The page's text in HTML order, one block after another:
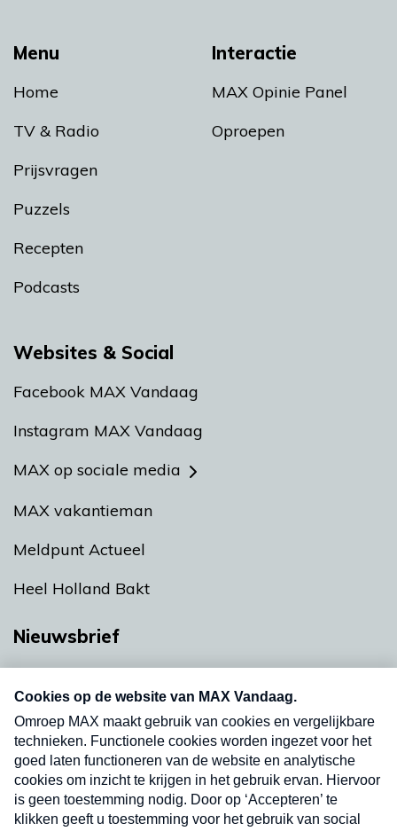
Menu
Home
TV & Radio
Prijsvragen
Puzzels
Recepten
Podcasts
Interactie
MAX Opinie Panel
Oproepen
Websites & Social
Facebook MAX Vandaag
Instagram MAX Vandaag
MAX op sociale media
MAX vakantieman
Meldpunt Actueel
Heel Holland Bakt
Nieuwsbrief
nieuwsbrief. Elke vrijdag- en dinsdagochtend in
uw mailbox.
Verzend